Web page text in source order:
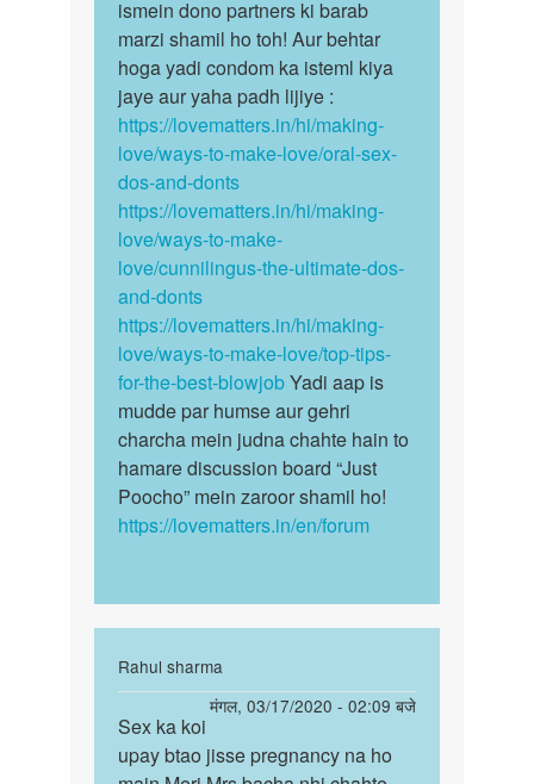
ko
catna
cahi
a
by
arju
karne
mein…
ismein dono partners ki barab
marzi shamil ho toh! Aur behtar
hoga yadi condom ka isteml kiya
jaye aur yaha padh lijiye :
https://lovematters.in/hi/making-
love/ways-to-make-love/oral-sex-
dos-and-donts
https://lovematters.in/hi/making-
love/ways-to-make-
love/cunnilingus-the-ultimate-dos-
and-donts
https://lovematters.in/hi/making-
love/ways-to-make-love/top-tips-
for-the-best-blowjobYadi aap is
mudde par humse aur gehri
charcha mein judna chahte hain to
hamare discussion board “Just
Poocho” mein zaroor shamil ho!
https://lovematters.in/en/forum
Rahul sharma
मंगल, 03/17/2020 - 02:09 बजे
reply
क्या
Sex
ka
Sex ka koi
upay btao jisse pregnancy na ho